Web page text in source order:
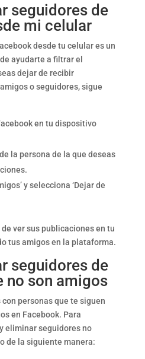
seguidores de
mi celular
desde tu celular es un
ayudarte a filtrar el
dejar de recibir
o seguidores, sigue
en tu dispositivo
la persona de la que deseas
y selecciona ‘Dejar de
ver sus publicaciones en tu
tus amigos en la plataforma.
seguidores de
no son amigos
personas que te siguen
en Facebook. Para
eliminar seguidores no
de la siguiente manera: